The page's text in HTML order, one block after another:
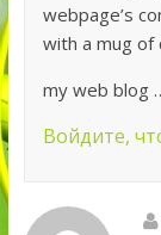
webpage’s
with a mug of
my web blog
Войдите,